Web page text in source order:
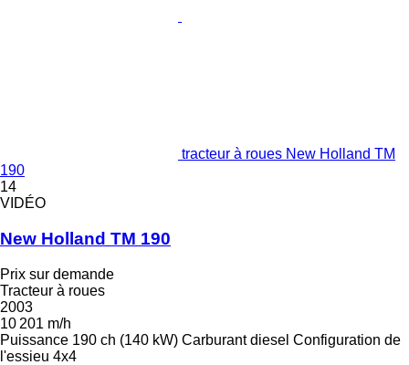
tracteur à roues New Holland TM
190
14
VIDÉO
New Holland TM 190
Prix sur demande
Tracteur à roues
2003
10 201 m/h
Puissance 190 ch (140 kW) Carburant diesel Configuration de
l'essieu 4x4